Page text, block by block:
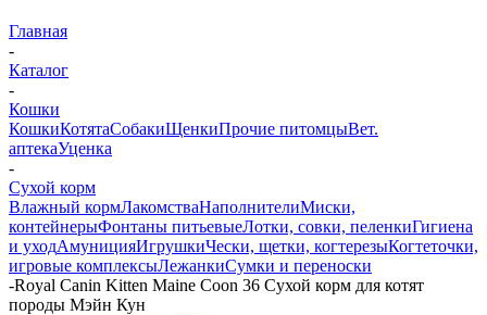
Главная
-
Каталог
-
Кошки
КошкиКотятаСобакиЩенкиПрочие питомцыВет.
аптекаУценка
-
Сухой корм
Влажный кормЛакомстваНаполнителиМиски,
контейнерыФонтаны питьевыеЛотки, совки, пеленкиГигиена
и уходАмуницияИгрушкиЧески, щетки, когтерезыКогтеточки,
игровые комплексыЛежанкиСумки и переноски
-Royal Canin Kitten Maine Coon 36 Сухой корм для котят
породы Мэйн Кун